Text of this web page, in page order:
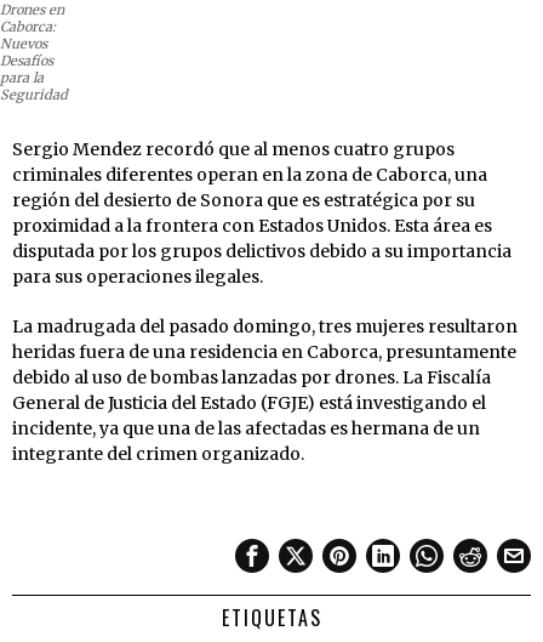
Drones en
Caborca:
Nuevos
Desafíos
para la
Seguridad
Sergio Mendez recordó que al menos cuatro grupos
criminales diferentes operan en la zona de Caborca, una
región del desierto de Sonora que es estratégica por su
proximidad a la frontera con Estados Unidos. Esta área es
disputada por los grupos delictivos debido a su importancia
para sus operaciones ilegales.
La madrugada del pasado domingo, tres mujeres resultaron
heridas fuera de una residencia en Caborca, presuntamente
debido al uso de bombas lanzadas por drones. La Fiscalía
General de Justicia del Estado (FGJE) está investigando el
incidente, ya que una de las afectadas es hermana de un
integrante del crimen organizado.
ETIQUETAS